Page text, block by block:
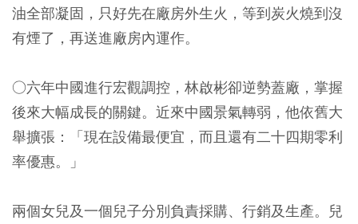
油全部凝固，只好先在廠房外生火，等到炭火燒到沒
有煙了，再送進廠房內運作。
○六年中國進行宏觀調控，林啟彬卻逆勢蓋廠，掌握
後來大幅成長的關鍵。近來中國景氣轉弱，他依舊大
舉擴張：「現在設備最便宜，而且還有二十四期零利
率優惠。」
兩個女兒及一個兒子分別負責採購、行銷及生產。兒